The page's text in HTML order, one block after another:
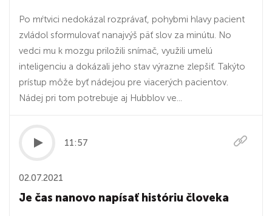
Po mŕtvici nedokázal rozprávať, pohybmi hlavy pacient
zvládol sformulovať nanajvýš päť slov za minútu. No
vedci mu k mozgu priložili snímač, využili umelú
inteligenciu a dokázali jeho stav výrazne zlepšiť. Takýto
prístup môže byť nádejou pre viacerých pacientov.
Nádej pri tom potrebuje aj Hubblov ve...
11:57
02.07.2021
Je čas nanovo napísať históriu človeka